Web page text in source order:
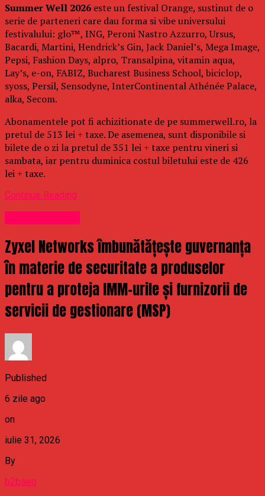
Summer Well 2026 este un festival Orange, sustinut de o
serie de parteneri care dau forma si vibe universului
festivalului: glo™, ING, Peroni Nastro Azzurro, Ursus,
Bacardi, Martini, Hendrick’s Gin, Jack Daniel’s, Mega Image,
Pepsi, Fashion Days, alpro, Transalpina, vitamin aqua,
Lay’s, e-on, FABIZ, Bucharest Business School, biciclop,
syoss, Persil, Sensodyne, InterContinental Athénée Palace,
alka, Secom.
Abonamentele pot fi achizitionate de pe summerwell.ro, la
pretul de 513 lei + taxe. De asemenea, sunt disponibile si
bilete de o zi la pretul de 351 lei + taxe pentru vineri si
sambata, iar pentru duminica costul biletului este de 426
lei + taxe.
Continue Reading
Zyxel Networks îmbunătățește guvernanța
în materie de securitate a produselor
pentru a proteja IMM-urile și furnizorii de
servicii de gestionare (MSP)
Published
6 zile ago
on
iulie 31, 2026
By
b2bseo